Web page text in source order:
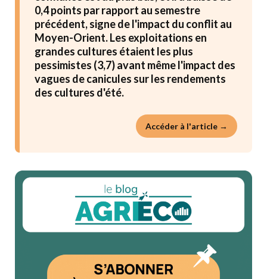
0,4 points par rapport au semestre
précédent, signe de l'impact du conflit au
Moyen-Orient. Les exploitations en
grandes cultures étaient les plus
pessimistes (3,7) avant même l'impact des
vagues de canicules sur les rendements
des cultures d'été.
Accéder à l'article →